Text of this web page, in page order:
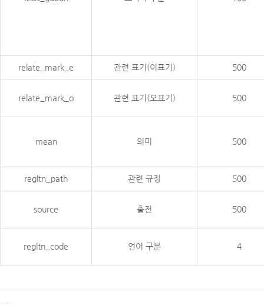
relate_mark_e 관련 표기(이표기) 500
relate_mark_o 관련 표기(오표기) 500
mean 의미 500
regltn_path 관련 규정 500
source 출전 500
regltn_code 언어 구분 4